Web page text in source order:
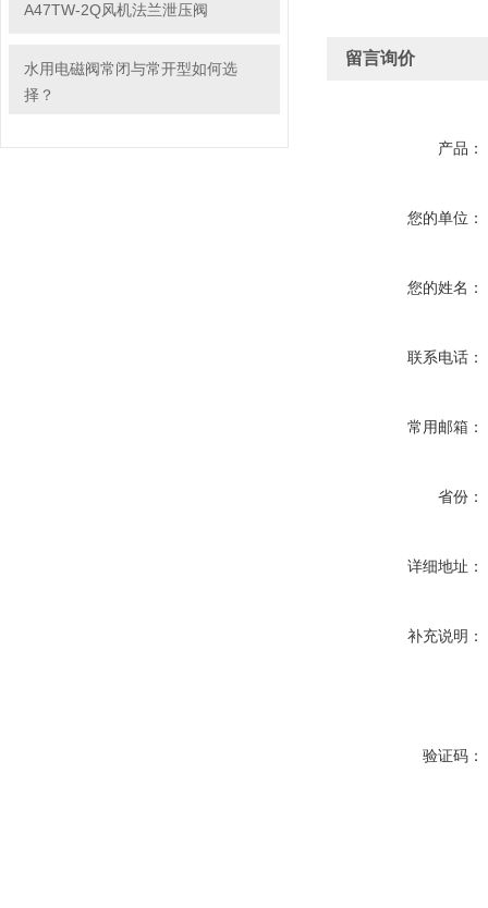
A47TW-2Q风机法兰泄压阀
水用电磁阀常闭与常开型如何选
择？
留言询价
产品：
您的单位：
您的姓名：
联系电话：
常用邮箱：
省份：
详细地址：
补充说明：
验证码：